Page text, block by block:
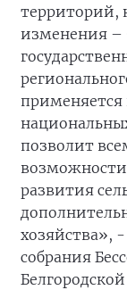
территорий,
изменения –
позволит
возможности
развития
хозяйства»,
собрания